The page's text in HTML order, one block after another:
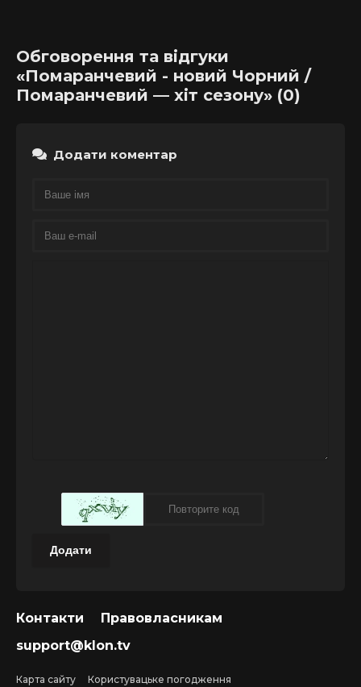
Обговорення та відгуки
«Помаранчевий - новий Чорний /
Помаранчевий — хіт сезону» (0)
Додати коментар
Додати
Контакти
Правовласникам
support@klon.tv
Карта сайту Користувацьке погодження